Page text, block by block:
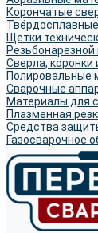
Корончатые
Щетки
Сверла, коронки
Полировальные
Сварочные
Материалы для
Плазменная
Средства
Газосварочное